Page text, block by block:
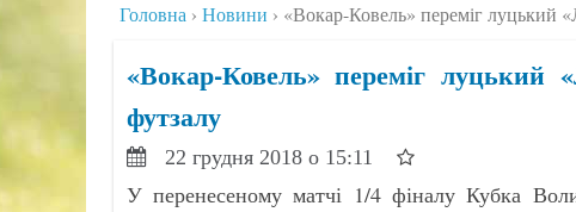
Головна Новини «Вокар-Ковель» переміг луцький
«Вокар-Ковель» переміг
футзалу
22 грудня 2018 о 15:11
У перенесеному матчі 1/4 фіналу Кубка